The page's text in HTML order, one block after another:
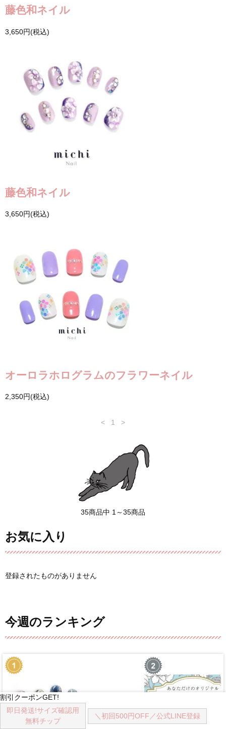
藤色和ネイル
3,650円(税込)
藤色和ネイル
3,650円(税込)
オーロラホログラムのフラワーネイル
2,350円(税込)
< 1 >
35商品中 1～35商品
お気に入り
登録されたものがありません
今週のランキング
割引クーポンGET!
即日発送!サイズ確認用
無料チップ
＼初回500円OFF／公式LINE登録